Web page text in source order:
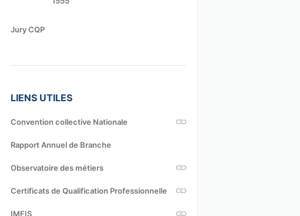
Jury CQP
LIENS UTILES
Convention collective Nationale
Rapport Annuel de Branche
Observatoire des métiers
Certificats de Qualification Professionnelle
IMFIS